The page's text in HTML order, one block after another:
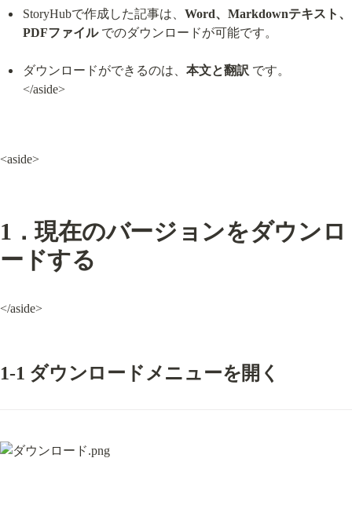
StoryHubで作成した記事は、 Word、Markdownテキスト、
PDFファイル でのダウンロードが可能です。
ダウンロードができるのは、 本文と翻訳 です。
</aside>
<aside>
1．現在のバージョンをダウンロ
ードする
</aside>
1-1 ダウンロードメニューを開く